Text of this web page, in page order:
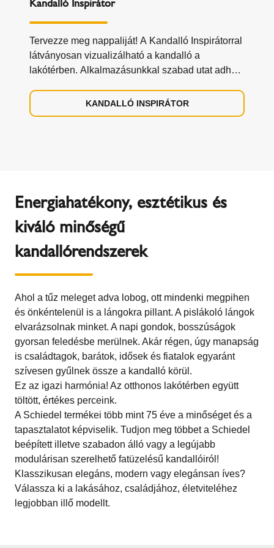
Kandalló Inspirátor
Tervezze meg nappaliját! A Kandalló Inspirátorral
látványosan vizualizálható a kandalló a
lakótérben. Alkalmazásunkkal szabad utat adhat
KANDALLÓ INSPIRÁTOR
Energiahatékony, esztétikus és
kiváló minőségű
kandallórendszerek
Ahol a tűz meleget adva lobog, ott mindenki megpihen
és önkéntelenül is a lángokra pillant. A pislákoló lángok
elvarázsolnak minket. A napi gondok, bosszúságok
gyorsan feledésbe merülnek. Akár régen, úgy manapság
is családtagok, barátok, idősek és fiatalok egyaránt
szívesen gyűlnek össze a kandalló körül.
Ez az igazi harmónia! Az otthonos lakótérben együtt
töltött, értékes perceink.
A Schiedel termékei több mint 75 éve a minőséget és a
tapasztalatot képviselik. Tudjon meg többet a Schiedel
beépített illetve szabadon álló vagy a legújabb
modulárisan szerelhető fatüzelésű kandallóiról!
Klasszikusan elegáns, modern vagy elegánsan íves?
Válassza ki a lakásához, családjához, életviteléhez
legjobban illő modellt.